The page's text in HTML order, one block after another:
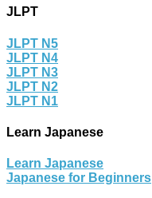
JLPT
JLPT N5
JLPT N4
JLPT N3
JLPT N2
JLPT N1
Learn Japanese
Learn Japanese
Japanese for Beginners